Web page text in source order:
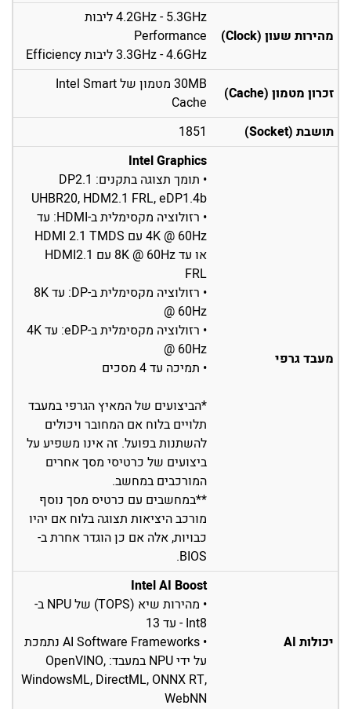
מהירות שעון (Clock)
4.2GHz - 5.3GHz ליבות
Performance
3.3GHz - 4.6GHz ליבות Efficiency
זכרון מטמון (Cache)
30MB מטמון של Intel Smart
Cache
תושבת (Socket)
1851
מעבד גרפי
Intel Graphics
• תומך תצוגה בתקנים: DP2.1
UHBR20, HDM2.1 FRL, eDP1.4b
• רזולוציה מקסימלית ב-HDMI: עד
4K @ 60Hz עם HDMI 2.1 TMDS
או עד 8K @ 60Hz עם HDMI2.1
FRL
• רזולוציה מקסימלית ב-DP: עד 8K
@ 60Hz
• רזולוציה מקסימלית ב-eDP: עד 4K
@ 60Hz
• תמיכה עד 4 מסכים
*הביצועים של המאיץ הגרפי במעבד
תלויים בלוח אם המחובר ויכולים
להשתנות בפועל. זה אינו משפיע על
ביצועים של כרטיסי מסך אחרים
המורכבים במחשב.
**במחשבים עם כרטיס מסך נוסף
מורכב היציאות תצוגה בלוח אם יהיו
כבויות, אלה אם כן הוגדר אחרת ב-
BIOS.
יכולות AI
Intel AI Boost
• מהירות שיא (TOPS) של NPU ב-
Int8 - עד 13
• AI Software Frameworks נתמכת
על ידי NPU במעבד: OpenVINO,
WindowsML, DirectML, ONNX RT,
WebNN